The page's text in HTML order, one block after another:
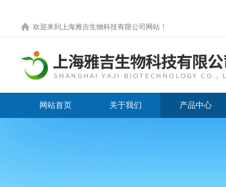
欢迎来到 上海雅吉生物科技有限公司网站 ！
网站首页 关于我们 产品中心